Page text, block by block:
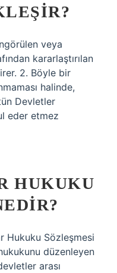
veya
kararlaştırılan
2. Böyle bir
halinde,
Devletler
eder etmez
HUKUKU
Hukuku Sözleşmesi
düzenleyen
arası